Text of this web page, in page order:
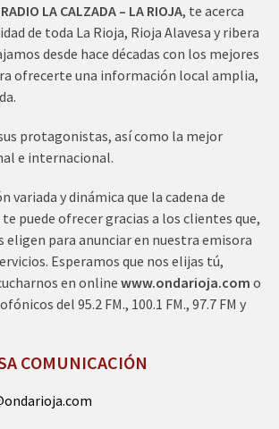
LA CALZADA – LA RIOJA, te acerca
de toda La Rioja, Rioja Alavesa y ribera
desde hace décadas con los mejores
ofrecerte una información local amplia,
protagonistas, así como la mejor
e internacional.
variada y dinámica que la cadena de
te puede ofrecer gracias a los clientes que,
eligen para anunciar en nuestra emisora
Esperamos que nos elijas tú,
en online www.ondarioja.com o
del 95.2 FM., 100.1 FM., 97.7 FM y
COMUNICACIÓN